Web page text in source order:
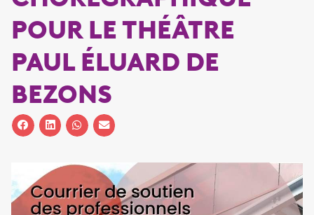
POUR LE THÉÂTRE
PAUL ÉLUARD DE
BEZONS